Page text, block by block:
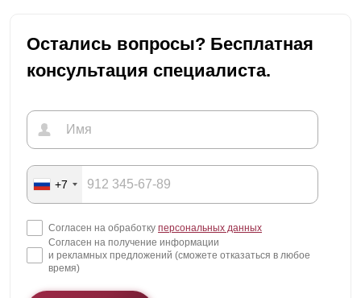
Остались вопросы? Бесплатная
консультация специалиста.
+7
Согласен на обработку персональных данных
Согласен на получение информации
и рекламных предложений (сможете отказаться в любое
время)